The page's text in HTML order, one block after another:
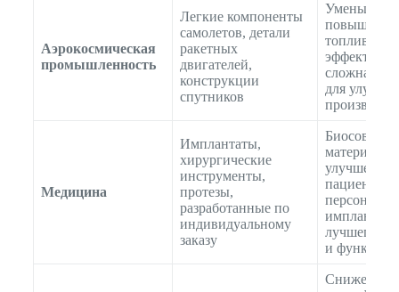
Аэрокосмическая
промышленность
Легкие компоненты
самолетов, детали
ракетных
двигателей,
конструкции
спутников
повышения
топливной
сложная
для
Медицина
Имплантаты,
хирургические
инструменты,
протезы,
разработанные по
индивидуальному
заказу
материалы
улучшения
пациентов,
лучшего
и
Снижение